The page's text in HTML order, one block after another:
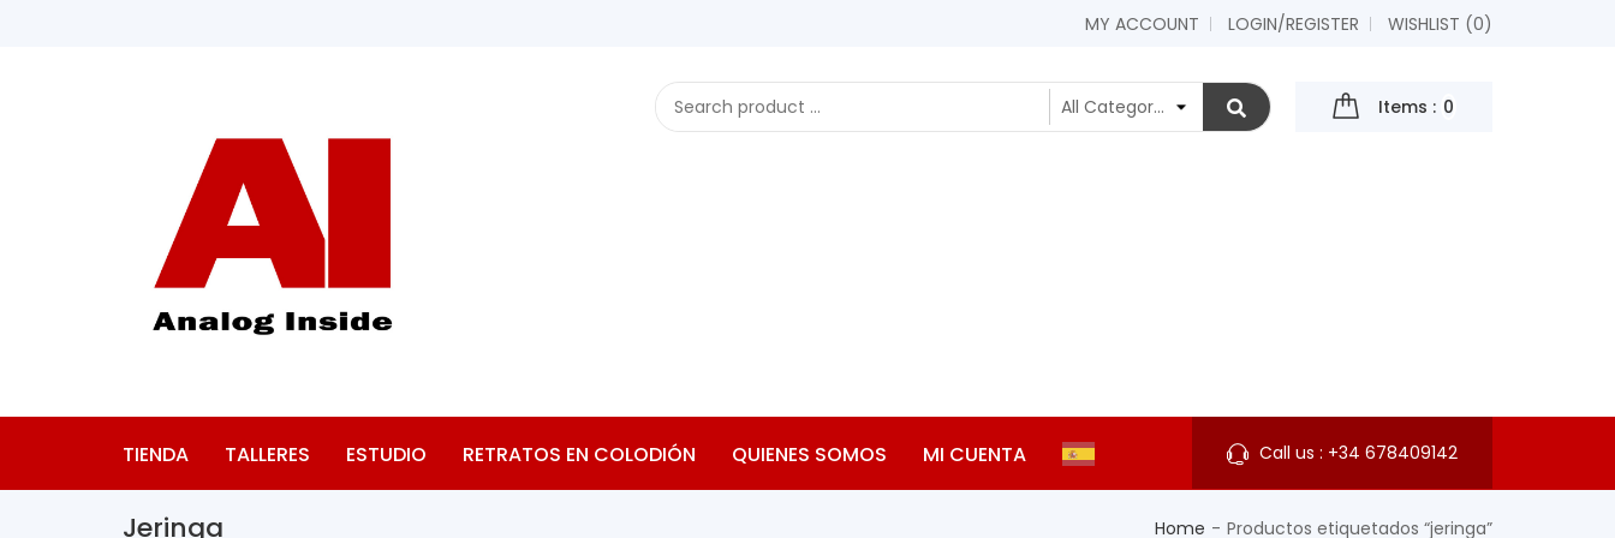
MY ACCOUNT LOGIN/REGISTER WISHLIST (0)
Items : 0
TIENDA TALLERES ESTUDIO RETRATOS EN COLODIÓN QUIENES SOMOS MI CUENTA Call us : +34 678409142
Jeringa Home Productos etiquetados “jeringa”